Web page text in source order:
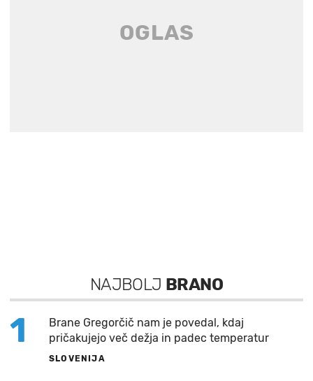
NAJBOLJ BRANO
1
Brane Gregorčič nam je povedal, kdaj
pričakujejo več dežja in padec temperatur
SLOVENIJA